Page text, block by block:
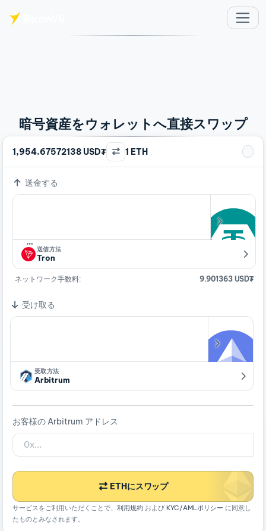
暗号資産をウォレットへ直接スワップ
1,954.67572138 USD₮ 1 ETH
送金する
…
送信方法
Tron
ネットワーク手数料: 9.901363 USD₮
受け取る
受取方法
Arbitrum
お客様の Arbitrum アドレス
ETHにスワップ
サービスをご利用いただくことで、 利用規約 および KYC/AMLポリシー に同意し
たものとみなされます。